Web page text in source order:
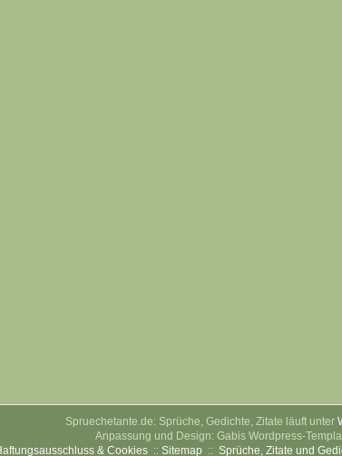
Spruechetante.de: Sprüche, Gedichte, Zitate läuft unter
Anpassung und Design: Gabis Wordpress-
& Cookies:: Sitemap :: Sprüche, Zitate und